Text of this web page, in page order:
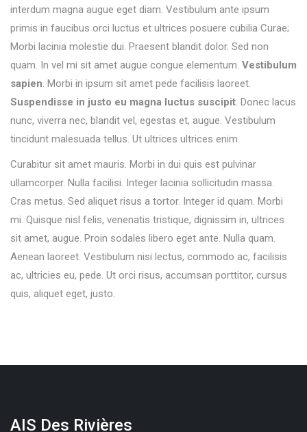
interdum magna augue eget diam. Vestibulum ante ipsum
primis in faucibus orci luctus et ultrices posuere cubilia Curae;
Morbi lacinia molestie dui. Praesent blandit dolor. Sed non
quam. In vel mi sit amet augue congue elementum. Vestibulum
sapien. Morbi in ipsum sit amet pede facilisis laoreet.
Suspendisse in justo eu magna luctus suscipit. Donec lacus
nunc, viverra nec, blandit vel, egestas et, augue. Vestibulum
tincidunt malesuada tellus. Ut ultrices ultrices enim.
Curabitur sit amet mauris. Morbi in dui quis est pulvinar
ullamcorper. Nulla facilisi. Integer lacinia sollicitudin massa.
Cras metus. Sed aliquet risus a tortor. Integer id quam. Morbi
mi. Quisque nisl felis, venenatis tristique, dignissim in, ultrices
sit amet, augue. Proin sodales libero eget ante. Nulla quam.
Aenean laoreet. Vestibulum nisi lectus, commodo ac, facilisis
ac, ultricies eu, pede. Ut orci risus, accumsan porttitor, cursus
quis, aliquet eget, justo.
AIS Des Rivières